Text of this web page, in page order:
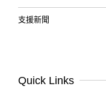
支援新聞
Quick Links